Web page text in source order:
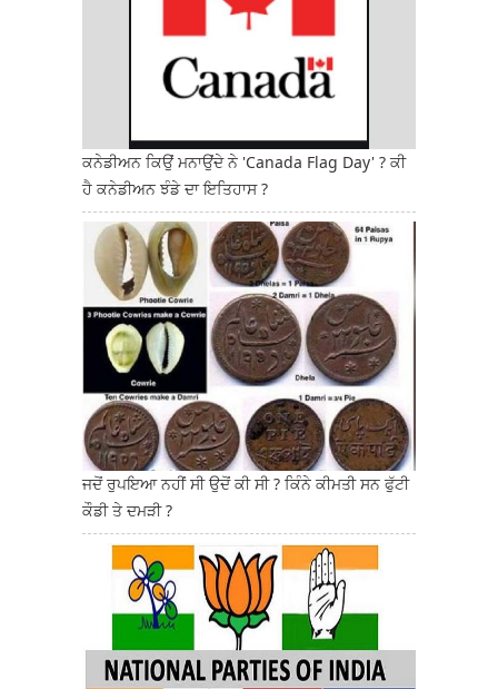
ਕਨੇਡੀਅਨ ਕਿਉਂ ਮਨਾਉਂਦੇ ਨੇ 'Canada Flag Day' ? ਕੀ
ਹੈ ਕਨੇਡੀਅਨ ਝੰਡੇ ਦਾ ਇਤਿਹਾਸ ?
ਜਦੋਂ ਰੁਪਇਆ ਨਹੀਂ ਸੀ ਉਦੋਂ ਕੀ ਸੀ ? ਕਿੰਨੇ ਕੀਮਤੀ ਸਨ ਫੁੱਟੀ
ਕੌਡੀ ਤੇ ਦਮੜੀ ?